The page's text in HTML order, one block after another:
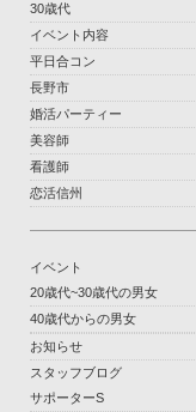
30歳代
イベント内容
平日合コン
長野市
婚活パーティー
美容師
看護師
恋活信州
イベント
20歳代~30歳代の男女
40歳代からの男女
お知らせ
スタッフブログ
サポーターS